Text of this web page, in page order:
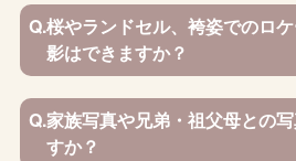
Q.桜やランドセル、袴姿でのロ
影はできますか？
Q.家族写真や兄弟・祖父母との
すか？